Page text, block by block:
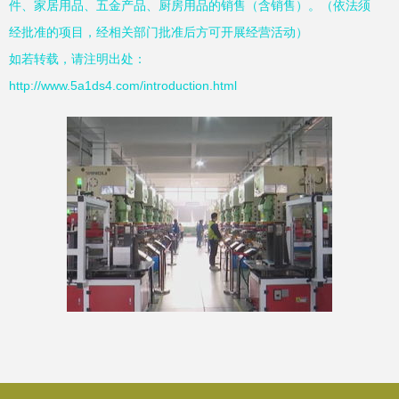
件、家居用品、五金产品、厨房用品的销售（含销售）。（依法须
经批准的项目，经相关部门批准后方可开展经营活动）
如若转载，请注明出处：
http://www.5a1ds4.com/introduction.html